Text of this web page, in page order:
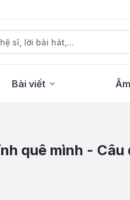
Bài viết
quê mình - Câu